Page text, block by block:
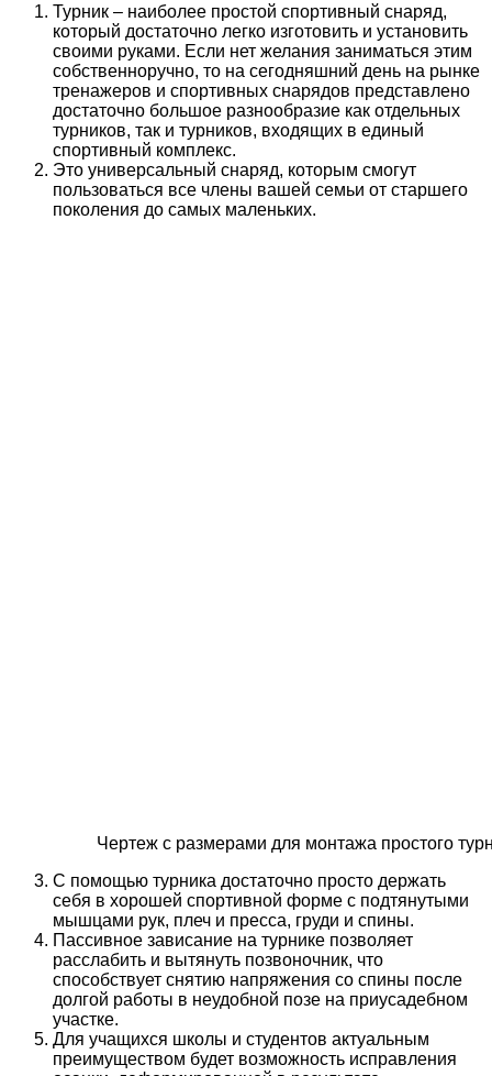
Турник – наиболее простой спортивный снаряд,
который достаточно легко изготовить и установить
своими руками. Если нет желания заниматься этим
собственноручно, то на сегодняшний день на рынке
тренажеров и спортивных снарядов представлено
достаточно большое разнообразие как отдельных
турников, так и турников, входящих в единый
спортивный комплекс.
Это универсальный снаряд, которым смогут
пользоваться все члены вашей семьи от старшего
поколения до самых маленьких.
Чертеж с размерами для монтажа простого
С помощью турника достаточно просто держать
себя в хорошей спортивной форме с подтянутыми
мышцами рук, плеч и пресса, груди и спины.
Пассивное зависание на турнике позволяет
расслабить и вытянуть позвоночник, что
способствует снятию напряжения со спины после
долгой работы в неудобной позе на приусадебном
участке.
Для учащихся школы и студентов актуальным
преимуществом будет возможность исправления